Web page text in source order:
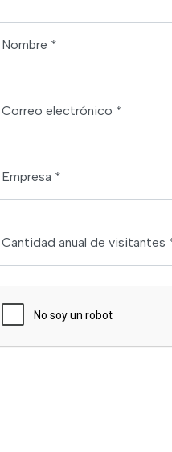
Nombre *
Correo electrónico *
Empresa *
Cantidad anual de visitantes